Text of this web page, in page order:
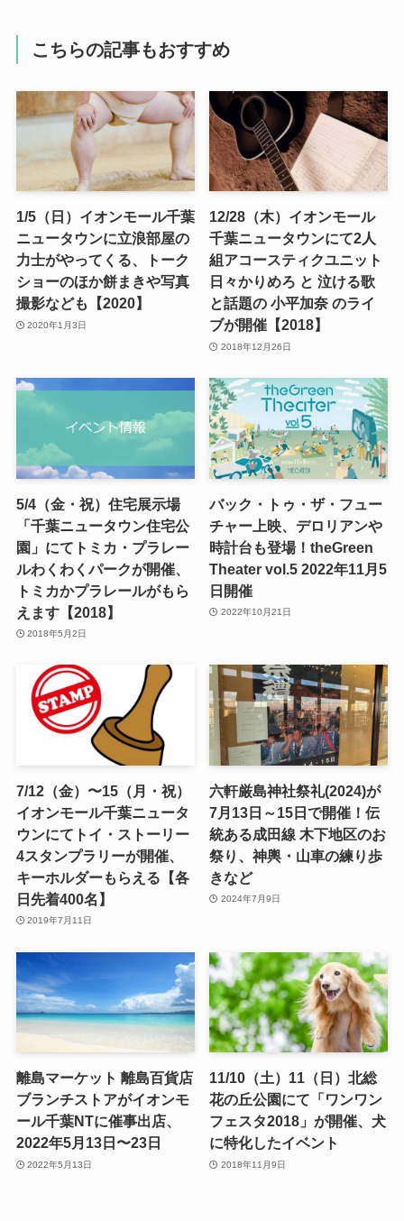
こちらの記事もおすすめ
1/5（日）イオンモール千葉
ニュータウンに立浪部屋の
力士がやってくる、トーク
ショーのほか餅まきや写真
撮影なども【2020】
2020年1月3日
12/28（木）イオンモール
千葉ニュータウンにて2人
組アコースティクユニット
日々かりめろ と 泣ける歌
と話題の 小平加奈 のライ
ブが開催【2018】
2018年12月26日
5/4（金・祝）住宅展示場
「千葉ニュータウン住宅公
園」にてトミカ・プラレー
ルわくわくパークが開催、
トミカかプラレールがもら
えます【2018】
2018年5月2日
バック・トゥ・ザ・フュー
チャー上映、デロリアンや
時計台も登場！theGreen
Theater vol.5 2022年11月5
日開催
2022年10月21日
7/12（金）〜15（月・祝）
イオンモール千葉ニュータ
ウンにてトイ・ストーリー
4スタンプラリーが開催、
キーホルダーもらえる【各
日先着400名】
2019年7月11日
六軒厳島神社祭礼(2024)が
7月13日～15日で開催！伝
統ある成田線 木下地区のお
祭り、神輿・山車の練り歩
きなど
2024年7月9日
離島マーケット 離島百貨店
ブランチストアがイオンモ
ール千葉NTに催事出店、
2022年5月13日〜23日
2022年5月13日
11/10（土）11（日）北総
花の丘公園にて「ワンワン
フェスタ2018」が開催、犬
に特化したイベント
2018年11月9日